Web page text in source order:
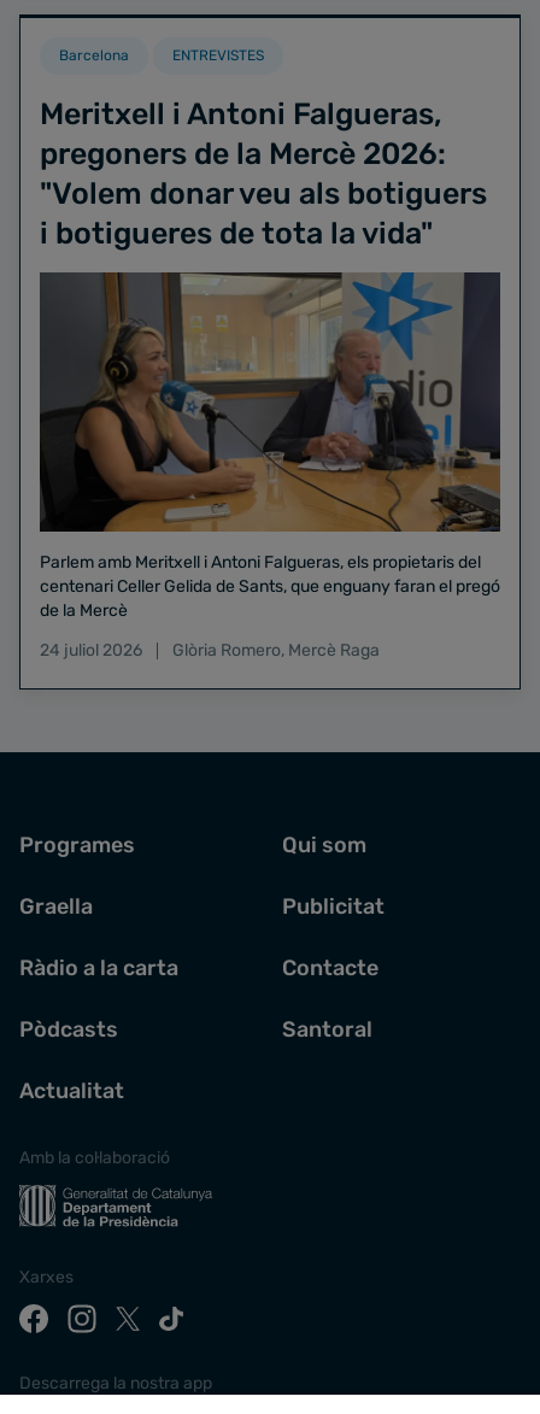
Barcelona ENTREVISTES
Meritxell i Antoni Falgueras,
pregoners de la Mercè 2026:
"Volem donar veu als botiguers
i botigueres de tota la vida"
Parlem amb Meritxell i Antoni Falgueras, els propietaris del
centenari Celler Gelida de Sants, que enguany faran el pregó
de la Mercè
24 juliol 2026
Glòria Romero, Mercè Raga
Programes
Graella
Ràdio a la carta
Pòdcasts
Actualitat
Qui som
Publicitat
Contacte
Santoral
Amb la col·laboració
Xarxes
Descarrega la nostra app